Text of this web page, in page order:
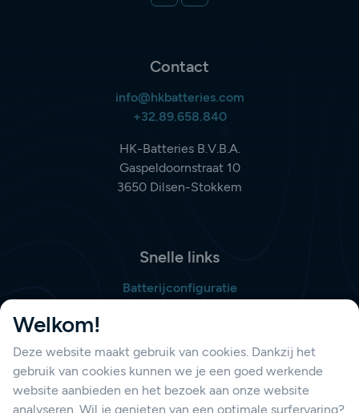
Contact
info@hkbatteries.com
+32.89.658.840
HK-Batteries B.V.B.A.
Gaspeldoornstraat 10
3650 Dilsen-Stokkem
Snelle links
Batterijconfiguratie
Support
Contacteer ons
Welkom!
Deze website maakt gebruik van cookies. Dankzij het
gebruik van cookies kunnen we je een goed werkende
website aanbieden en het bezoek aan onze website
analyseren. Wil je genieten van een optimale surfervaring?